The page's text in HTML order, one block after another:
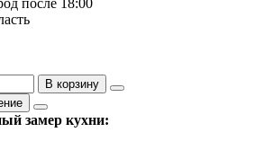
В корзину
замер кухни: